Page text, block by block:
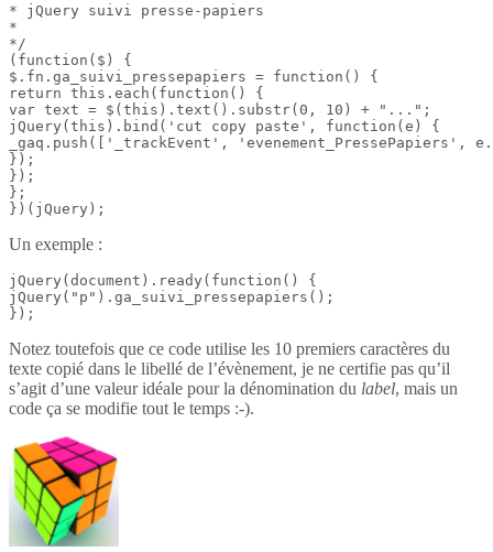
* jQuery suivi presse-papiers
*
*/
(function($) {
$.fn.ga_suivi_pressepapiers = function() {
return this.each(function() {
var text = $(this).text().substr(0, 10) + "...";
jQuery(this).bind('cut copy paste', function(e) {
_gaq.push(['_trackEvent', 'evenement_PressePapiers',
});
});
};
})(jQuery);
Un exemple :
jQuery(document).ready(function() {
jQuery("p").ga_suivi_pressepapiers();
});
Notez toutefois que ce code utilise les 10 premiers caractères du
texte copié dans le libellé de l’évènement, je ne certifie pas qu’il
s’agit d’une valeur idéale pour la dénomination du label, mais un
code ça se modifie tout le temps :-).